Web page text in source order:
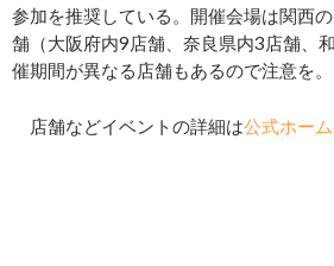
参加を推奨している。開催会場は関西
舗（大阪府内9店舗、奈良県内3店舗、
催期間が異なる店舗もあるので注意を。
店舗などイベントの詳細は公式ホー